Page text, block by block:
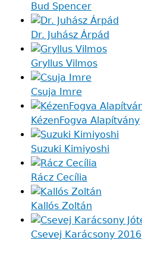
Bud Spencer
Dr. Juhász Árpád
Gryllus Vilmos
Csuja Imre
KézenFogva Alapítvány
Suzuki Kimiyoshi
Rácz Cecília
Kallós Zoltán
Csevej Karácsony 2016